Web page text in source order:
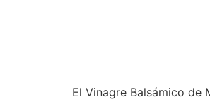
El Vinagre Balsámico